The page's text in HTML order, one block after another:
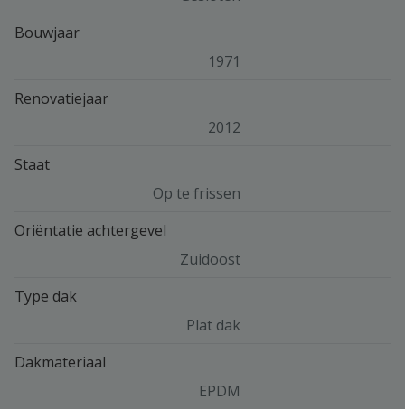
Bouwjaar
1971
Renovatiejaar
2012
Staat
Op te frissen
Oriëntatie achtergevel
Zuidoost
Type dak
Plat dak
Dakmateriaal
EPDM